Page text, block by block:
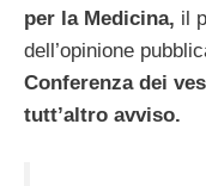
per la Medicina, il
dell’opinione
Conferenza dei
tutt’altro avviso.